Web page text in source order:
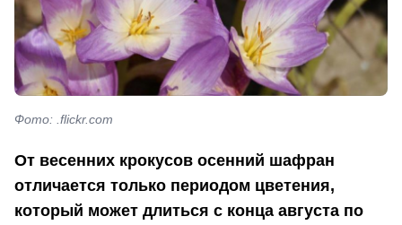
Фото: .flickr.com
От весенних крокусов осенний шафран
отличается только периодом цветения,
который может длиться с конца августа по